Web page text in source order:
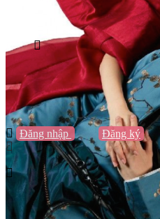
Thừa Thiên Huế
Khác…
Sách / Truyện
Lifestyle
Giải trí
Thương hiệu
Tạo thương hiệu
Đăng nhập hoặc Đăng ký
Tạo thương hiệu